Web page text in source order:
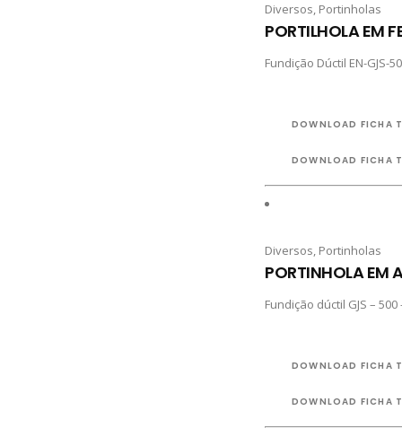
Diversos, Portinholas
PORTILHOLA EM
Fundição Dúctil EN-GJS-
DOWNLOAD FICHA
DOWNLOAD FICHA
Diversos, Portinholas
PORTINHOLA EM
Fundição dúctil GJS – 500
DOWNLOAD FICHA
DOWNLOAD FICHA